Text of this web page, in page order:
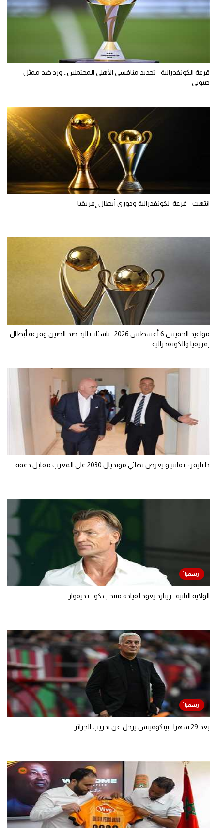
قرعة الكونفدرالية - تحديد منافسي الأهلي المحتملين.. وزد ضد ممثل
جيبوتي
انتهت - قرعة الكونفدرالية ودوري أبطال إفريقيا
مواعيد الخميس 6 أغسطس 2026.. ناشئات اليد ضد الصين وقرعة أبطال
إفريقيا والكونفدرالية
ذا تايمز: إنفانتينو يعرض نهائي مونديال 2030 على المغرب مقابل دعمه
الولاية الثانية.. رينارد يعود لقيادة منتخب كوت ديفوار
بعد 29 شهرا.. بيتكوفيتش يرحل عن تدريب الجزائر